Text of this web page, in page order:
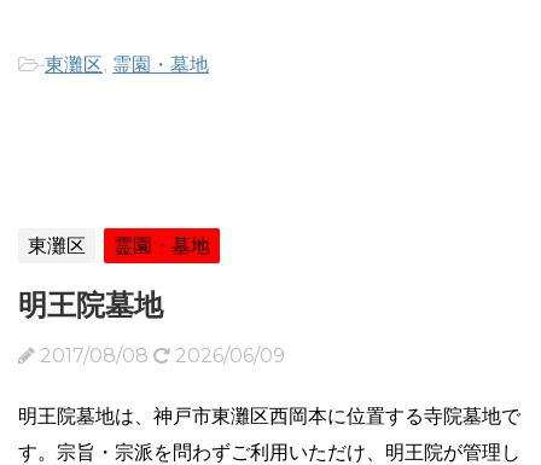
-東灘区, 霊園・墓地
東灘区 霊園・墓地
明王院墓地
2017/08/08 2026/06/09
明王院墓地は、神戸市東灘区西岡本に位置する寺院墓地で
す。宗旨・宗派を問わずご利用いただけ、明王院が管理し